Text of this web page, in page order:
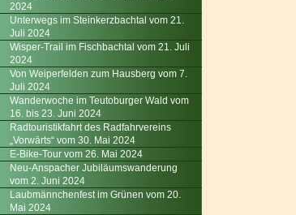
2024
Unterwegs im Steinkerzbachtal vom 21.
Juli 2024
Wisper-Trail im Fischbachtal vom 21. Juli
2024
Von Weiperfelden zum Hausberg vom 7.
Juli 2024
Wanderwoche im Teutoburger Wald vom
16. bis 23. Juni 2024
Radtouristikfahrt des Radfahrvereins
„Vorwärts“ vom 30. Mai 2024
E-Bike-Tour vom 26. Mai 2024
Neu-Anspacher Jubiläumswanderung
vom 2. Juni 2024
Laubmännchenfest im Grünen vom 20.
Mai 2024